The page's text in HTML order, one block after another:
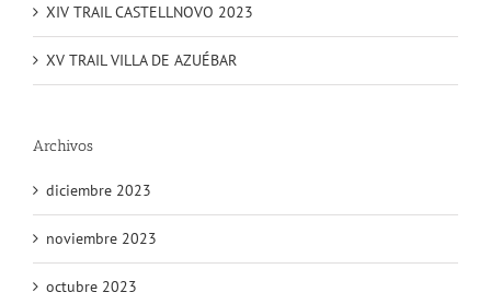
XIV TRAIL CASTELLNOVO 2023
XV TRAIL VILLA DE AZUÉBAR
Archivos
diciembre 2023
noviembre 2023
octubre 2023